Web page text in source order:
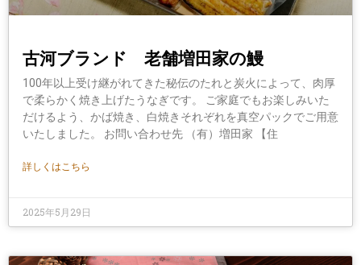
古河ブランド 老舗増田家の鰻
100年以上受け継がれてきた秘伝のたれと炭火によって、肉厚
で柔らかく焼き上げたうなぎです。 ご家庭でもお楽しみいた
だけるよう、かば焼き、白焼きそれぞれを真空パックでご用意
いたしました。 お問い合わせ先 （有）増田家 【住
詳しくはこちら
2025年5月29日